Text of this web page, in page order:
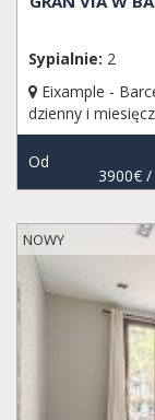
Sypialnie: 2
Eixample -
dzienny i
Od
3900€/
NOWY